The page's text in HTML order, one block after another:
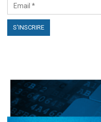
إلى المعلومة